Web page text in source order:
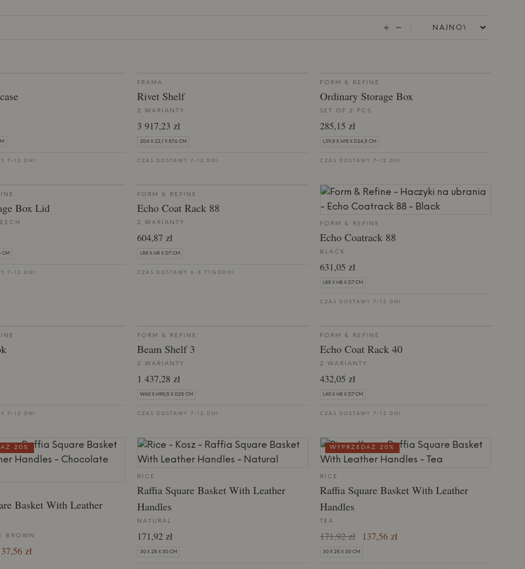
7-12 DNI
FRAMA
Rivet Shelf
2 WARIANTY
3 917,23 zł
20.6 X 22,1 X 87.6 CM
CZAS DOSTAWY 7-12 DNI
FORM & REFINE
Ordinary Storage Box
SET OF 2 PCS.
285,15 zł
L39,5 X H15 X D24,5 CM
CZAS DOSTAWY 7-12 DNI
Box Lid
CM
7-12 DNI
FORM & REFINE
Echo Coat Rack 88
2 WARIANTY
604,87 zł
L88 X H8 X D7 CM
CZAS DOSTAWY 6-8 TYGODNI
FORM & REFINE
Echo Coatrack 88
BLACK
631,05 zł
L88 X H8 X D7 CM
CZAS DOSTAWY 7-12 DNI
7-12 DNI
FORM & REFINE
Beam Shelf 3
2 WARIANTY
1 437,28 zł
W60 X H90,5 X D25 CM
CZAS DOSTAWY 7-12 DNI
FORM & REFINE
Echo Coat Rack 40
2 WARIANTY
432,05 zł
L40 X H8 X D7 CM
CZAS DOSTAWY 7-12 DNI
Basket With Leather
BROWN
zł
20%
RICE
Raffia Square Basket With Leather
Handles
NATURAL
171,92 zł
30 X 25 X 30 CM
RICE
Raffia Square Basket With Leather
Handles
TEA
171,92 zł 137,56 zł
30 X 25 X 30 CM
WYPRZEDAŻ 20%